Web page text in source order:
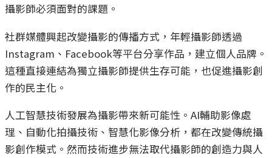
攝影師必須面對的課題。
社群媒體興起改變攝影的傳播方式，年輕攝影師透過
Instagram、Facebook等平台分享作品，建立個人品牌。
這種直接連結為獨立攝影師提供生存可能，也促進攝影創
作的民主化。
人工智慧技術發展為攝影帶來新可能性。AI輔助影像處
理、自動化拍攝技術、智慧化影像分析，都在改變傳統攝
影創作模式。然而技術進步無法取代攝影師的創造力與人